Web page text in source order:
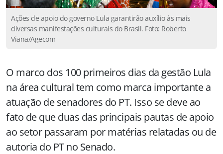
Ações de apoio do governo Lula garantirão auxílio às mais
diversas manifestações culturais do Brasil. Foto: Roberto
Viana/Agecom
O marco dos 100 primeiros dias da gestão Lula
na área cultural tem como marca importante a
atuação de senadores do PT. Isso se deve ao
fato de que duas das principais pautas de apoio
ao setor passaram por matérias relatadas ou de
autoria do PT no Senado.